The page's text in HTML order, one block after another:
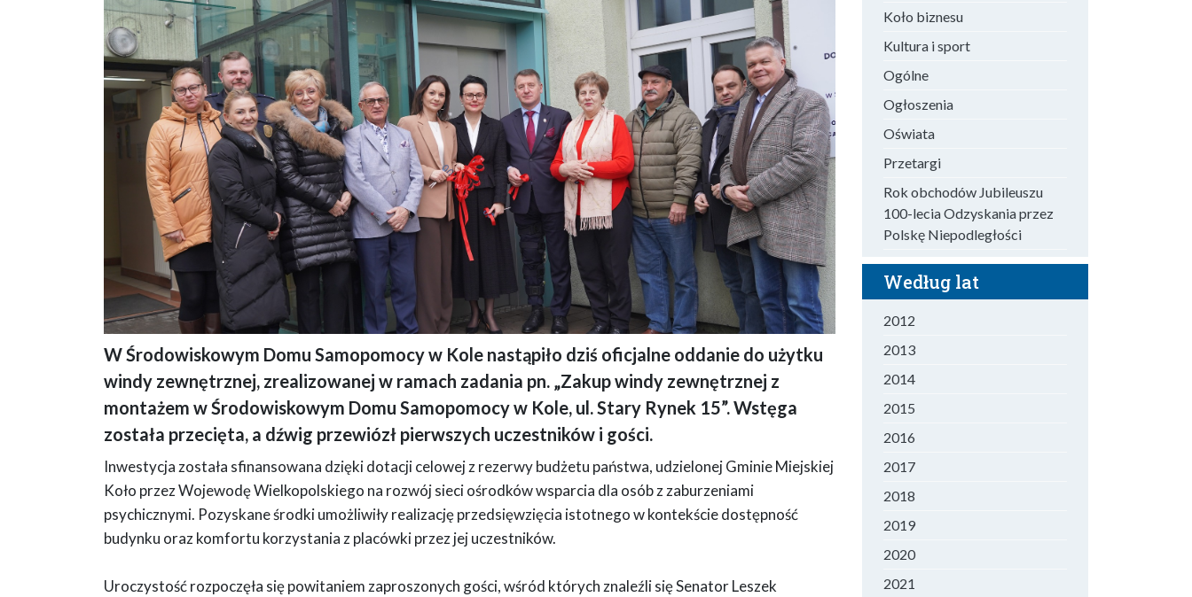
Na zdjęciu, wykonanym podczas uroczystości oddania do użytku windy zewnętrznej, widać grupę osób ubranych w płaszcze, kurtki oraz garnitury,
które stoją na tle nowo zamontowanej windy, podkreślając oficjalny i podniosły charakter wydarzenia.
W Środowiskowym Domu Samopomocy w Kole nastąpiło dziś oficjalne oddanie do użytku
windy zewnętrznej, zrealizowanej w ramach zadania pn. „Zakup windy zewnętrznej z
montażem w Środowiskowym Domu Samopomocy w Kole, ul. Stary Rynek 15”. Wstęga
została przecięta, a dźwig przewiózł pierwszych uczestników i gości.
Inwestycja została sfinansowana dzięki dotacji celowej z rezerwy budżetu państwa, udzielonej Gminie Miejskiej
Koło przez Wojewodę Wielkopolskiego na rozwój sieci ośrodków wsparcia dla osób z zaburzeniami
psychicznymi. Pozyskane środki umożliwiły realizację przedsięwzięcia istotnego w kontekście dostępność
budynku oraz komfortu korzystania z placówki przez jej uczestników.
Uroczystość rozpoczęła się powitaniem zaproszonych gości, wśród których znaleźli się Senator Leszek
Koło biznesu
Kultura i sport
Ogólne
Ogłoszenia
Oświata
Przetargi
Rok obchodów Jubileuszu
100-lecia Odzyskania przez
Polskę Niepodległości
Według lat
2012
2013
2014
2015
2016
2017
2018
2019
2020
2021